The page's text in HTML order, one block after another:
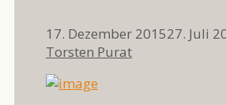
17. Dezember 201527. Juli
Torsten Purat